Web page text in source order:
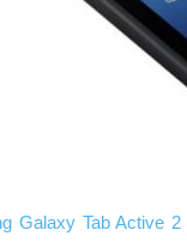
Galaxy Tab Active 2